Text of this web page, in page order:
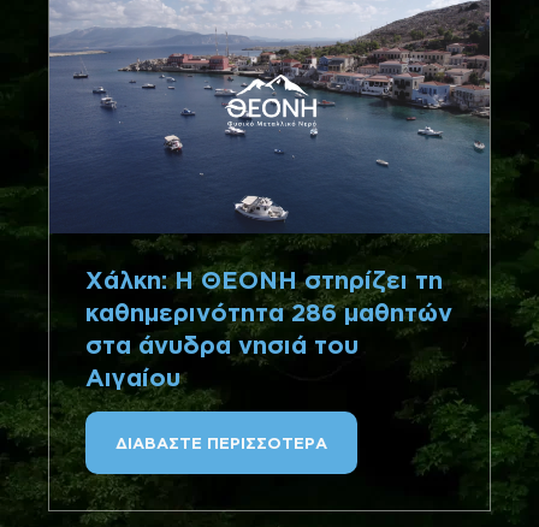
Χάλκη: Η ΘΕΟΝΗ στηρίζει τη
καθημερινότητα 286 μαθητών
στα άνυδρα νησιά του
Αιγαίου
ΔΙΑΒΑΣΤΕ ΠΕΡΙΣΣΟΤΕΡΑ